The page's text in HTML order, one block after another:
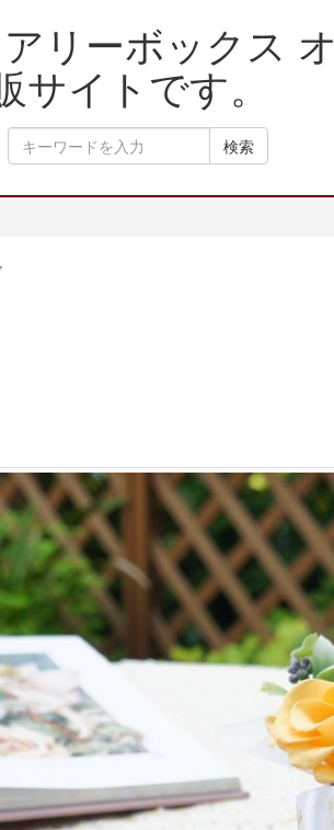
リーボックス
サイトです。
検索